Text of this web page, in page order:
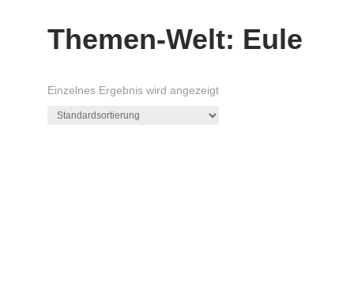
Themen-Welt: Eule
Einzelnes Ergebnis wird angezeigt